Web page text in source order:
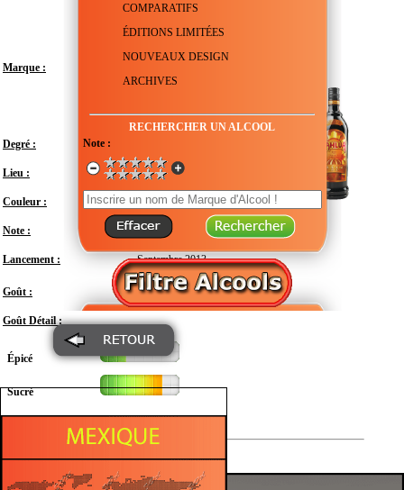
COMPARATIFS
ÉDITIONS LIMITÉES
NOUVEAUX DESIGN
ARCHIVES
RECHERCHER UN ALCOOL
Note :
Marque :
Degré :
Lieu : Mexique
Couleur :
Note : En attente de test
Lancement : Septembre 2013
Goût : Doux
Goût Détail :
Épicé
Sucré